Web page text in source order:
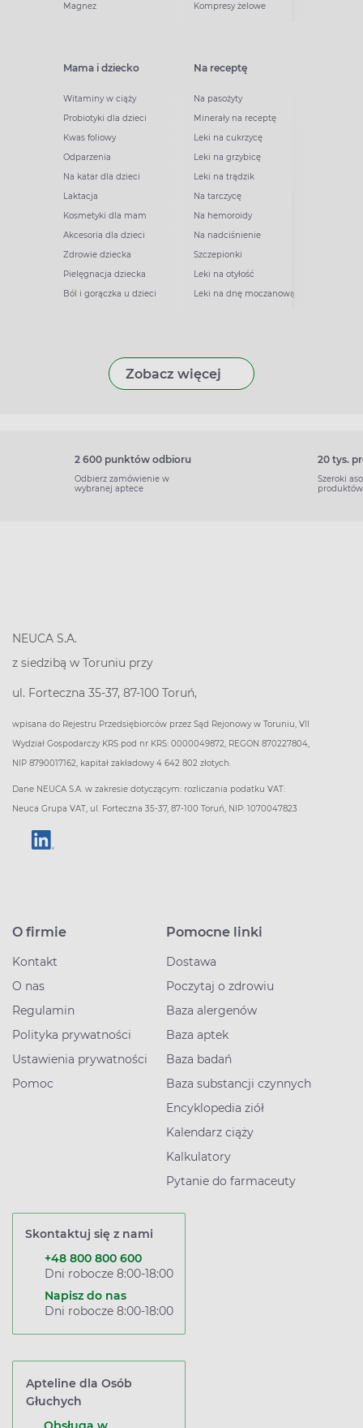
Magnez
Kompresy żelowe
Mama i dziecko
Witaminy w ciąży
Probiotyki dla dzieci
Kwas foliowy
Odparzenia
Na katar dla dzieci
Laktacja
Kosmetyki dla mam
Akcesoria dla dzieci
Zdrowie dziecka
Pielęgnacja dziecka
Ból i gorączka u dzieci
Na receptę
Na pasożyty
Minerały na receptę
Leki na cukrzycę
Leki na grzybicę
Leki na trądzik
Na tarczycę
Na hemoroidy
Na nadciśnienie
Szczepionki
Leki na otyłość
Leki na dnę moczanową
Zobacz więcej
2 600 punktów odbioru
Odbierz zamówienie w
wybranej aptece
20 tys.
Szeroki
produktów
NEUCA S.A.
z siedzibą w Toruniu przy
ul. Forteczna 35-37, 87-100 Toruń,
wpisana do Rejestru Przedsiębiorców przez Sąd Rejonowy w Toruniu, VII
Wydział Gospodarczy KRS pod nr KRS: 0000049872, REGON 870227804,
NIP 8790017162, kapitał zakładowy 4 642 802 złotych.
Dane NEUCA S.A. w zakresie dotyczącym: rozliczania podatku VAT:
Neuca Grupa VAT, ul. Forteczna 35-37, 87-100 Toruń, NIP: 1070047823
O firmie
Kontakt
O nas
Regulamin
Polityka prywatności
Ustawienia prywatności
Pomoc
Pomocne linki
Dostawa
Poczytaj o zdrowiu
Baza alergenów
Baza aptek
Baza badań
Baza substancji czynnych
Encyklopedia ziół
Kalendarz ciąży
Kalkulatory
Pytanie do farmaceuty
Skontaktuj się z nami
+48 800 800 600
Dni robocze 8:00-18:00
Napisz do nas
Dni robocze 8:00-18:00
Apteline dla Osób
Głuchych